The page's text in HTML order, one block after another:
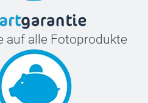
auf alle Fotoprodukte